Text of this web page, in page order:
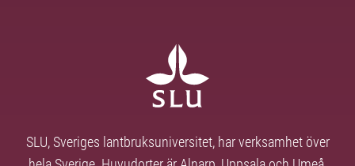
SLU, Sveriges lantbruksuniversitet, har verksamhet över